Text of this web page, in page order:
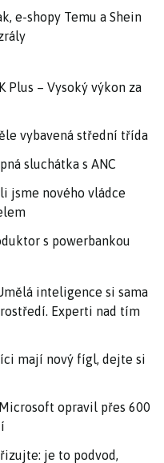
e-shopy Temu a Shein
Plus – Vysoký výkon za
vybavená střední třída
sluchátka s ANC
jsme nového vládce
s powerbankou
inteligence si sama
Experti nad tím
mají nový fígl, dejte si
opravil přes 600
je to podvod,